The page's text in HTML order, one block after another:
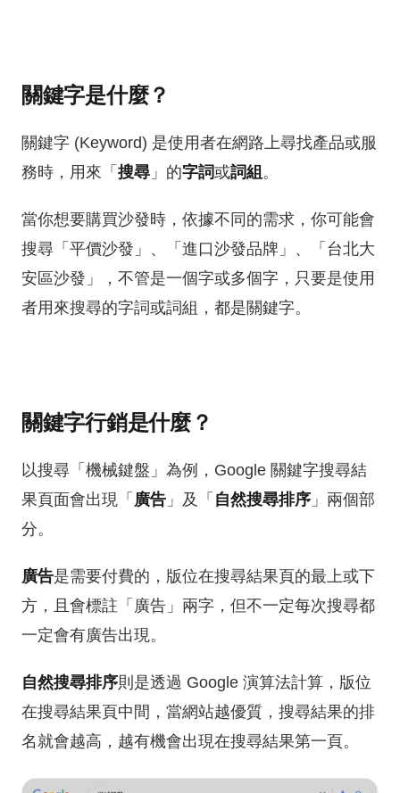
關鍵字是什麼？
關鍵字 (Keyword) 是使用者在網路上尋找產品或服
務時，用來「 搜尋 」的字詞或詞組 。
當你想要購買沙發時，依據不同的需求，你可能會
搜尋「平價沙發」、「進口沙發品牌」、「台北大
安區沙發」，不管是一個字或多個字，只要是使用
者用來搜尋的字詞或詞組，都是關鍵字。
關鍵字行銷是什麼？
以搜尋「機械鍵盤」為例，Google 關鍵字搜尋結
果頁面會出現「 廣告 」及「 自然搜尋排序 」兩個部
分。
廣告是需要付費的，版位在搜尋結果頁的最上或下
方，且會標註「廣告」兩字，但不一定每次搜尋都
一定會有廣告出現。
自然搜尋排序則是透過 Google 演算法計算，版位
在搜尋結果頁中間，當網站越優質，搜尋結果的排
名就會越高，越有機會出現在搜尋結果第一頁。